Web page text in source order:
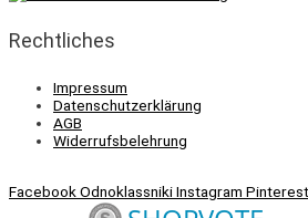
Rechtliches
Impressum
Datenschutzerklärung
AGB
Widerrufsbelehrung
FacebookOdnoklassnikiInstagram Pinterest